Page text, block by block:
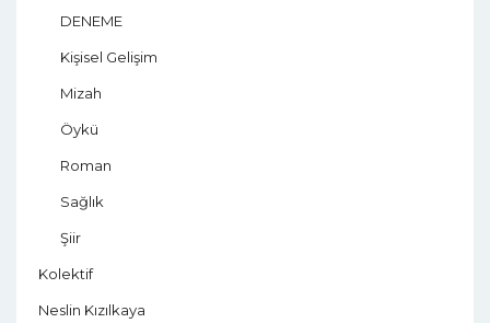
DENEME
Kişisel Gelişim
Mizah
Öykü
Roman
Sağlık
Şiir
Kolektif
Neslin Kızılkaya